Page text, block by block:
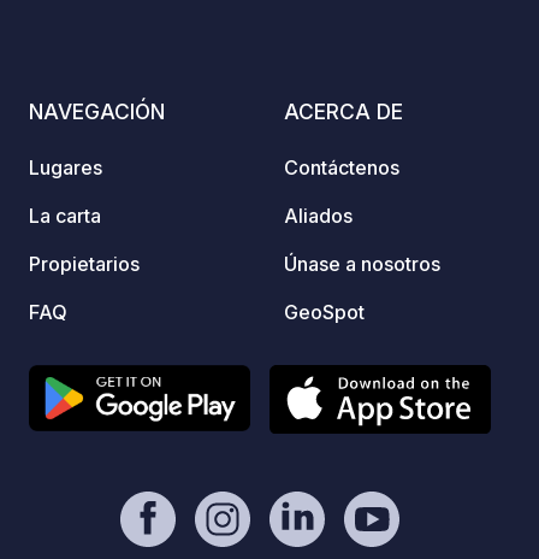
instalaciones sanitarias - ⚠️ ¡No se
permiten fogatas ni barbacoas! -
propietario. - Paypal @XaRobert -
https://geospot.app/en
NAVEGACIÓN
Lugares
La carta
Propietarios
FAQ
ACERCA DE
Contáctenos
Aliados
Únase a nosotros
GeoSpot